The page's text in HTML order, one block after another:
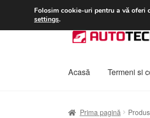
LIVRARE de la 33
Sari
la
Sari
la
Acasă Termeni si
Prima pagină
Folosim cookie-uri pentru a vă oferi
settings.